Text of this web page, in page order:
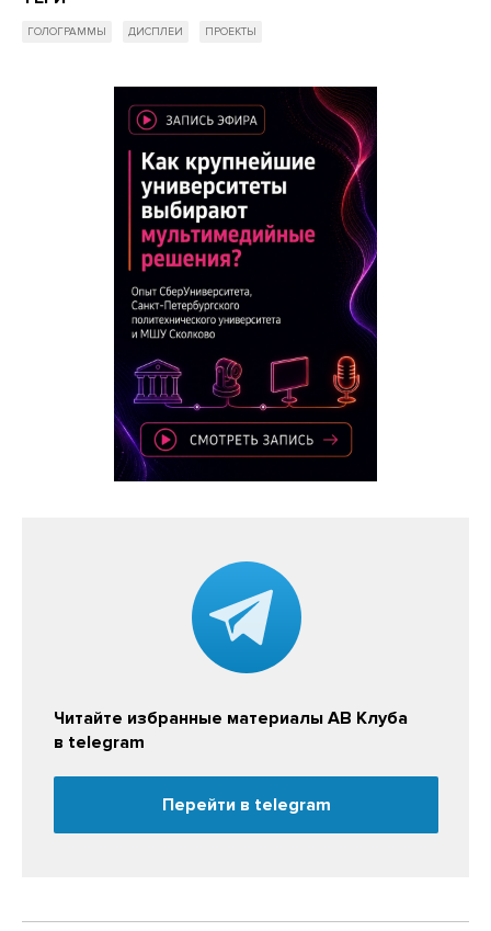
ГОЛОГРАММЫ ДИСПЛЕИ ПРОЕКТЫ
Читайте избранные материалы АВ Клуба
в telegram
Перейти в telegram